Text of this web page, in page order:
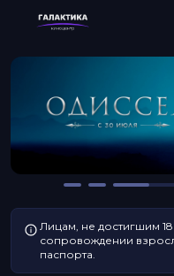
Лицам, не достигшим
сопровождении
паспорта.